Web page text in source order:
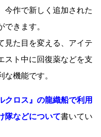
今作で新しく追加された
きます。
見た目を変える、アイテ
スト中に回復薬などを支
機能です。
クロス』の龍織船で利用
隊などについて書いてい